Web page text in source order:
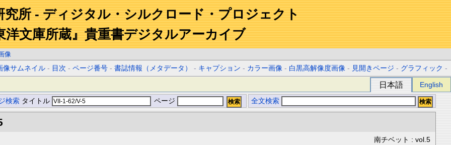
究所 - ディジタル・シルクロード・プロジェクト
洋文庫所蔵』貴重書デジタルアーカイブ
像
像サムネイル - 目次 -ページ番号 -書誌情報（メタデータ） - キャプション - カラー画像 - 白黒高解像度画像 - 見開きページ - グラフィック -
日本語 English
検索 タイトル ページ 全文検索
南チベット : vol.5